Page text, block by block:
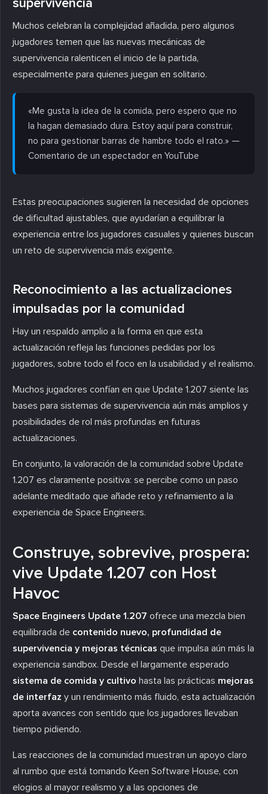
supervivencia
Muchos celebran la complejidad añadida, pero algunos
jugadores temen que las nuevas mecánicas de
supervivencia ralenticen el inicio de la partida,
especialmente para quienes juegan en solitario.
«Me gusta la idea de la comida, pero espero que no
la hagan demasiado dura. Estoy aquí para construir,
no para gestionar barras de hambre todo el rato.» —
Comentario de un espectador en YouTube
Estas preocupaciones sugieren la necesidad de opciones
de dificultad ajustables, que ayudarían a equilibrar la
experiencia entre los jugadores casuales y quienes buscan
un reto de supervivencia más exigente.
Reconocimiento a las actualizaciones
impulsadas por la comunidad
Hay un respaldo amplio a la forma en que esta
actualización refleja las funciones pedidas por los
jugadores, sobre todo el foco en la usabilidad y el realismo.
Muchos jugadores confían en que Update 1.207 siente las
bases para sistemas de supervivencia aún más amplios y
posibilidades de rol más profundas en futuras
actualizaciones.
En conjunto, la valoración de la comunidad sobre Update
1.207 es claramente positiva: se percibe como un paso
adelante meditado que añade reto y refinamiento a la
experiencia de Space Engineers.
Construye, sobrevive, prospera:
vive Update 1.207 con Host
Havoc
Space Engineers Update 1.207 ofrece una mezcla bien
equilibrada de contenido nuevo, profundidad de
supervivencia y mejoras técnicas que impulsa aún más la
experiencia sandbox. Desde el largamente esperado
sistema de comida y cultivo hasta las prácticas mejoras
de interfaz y un rendimiento más fluido, esta actualización
aporta avances con sentido que los jugadores llevaban
tiempo pidiendo.
Las reacciones de la comunidad muestran un apoyo claro
al rumbo que está tomando Keen Software House, con
elogios al mayor realismo y a las opciones de